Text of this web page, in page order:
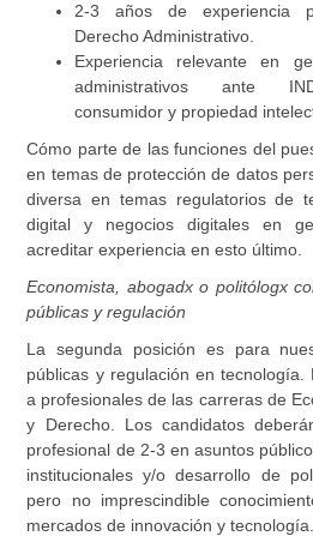
2-3 años de experiencia
Derecho Administrativo.
Experiencia relevante en
administrativos ante
consumidor y propiedad
Cómo parte de las funciones del
en temas de protección de datos
diversa en temas regulatorios de
digital y negocios digitales en
acreditar experiencia en esto último.
Economista, abogadx o politólogx
públicas y regulación
La segunda posición es para
públicas y regulación en tecnología.
a profesionales de las carreras de
y Derecho. Los candidatos
profesional de 2-3 en asuntos
institucionales y/o desarrollo de
pero no imprescindible
mercados de innovación y